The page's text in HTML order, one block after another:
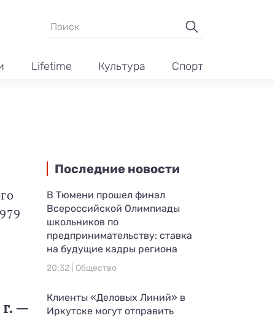
Lifetime Культура Спорт
—
Последние новости
В Тюмени прошел финал
Всероссийской Олимпиады
школьников по
предпринимательству: ставка
на будущие кадры региона
20:32 | Общество
Клиенты «Деловых Линий» в
Иркутске могут отправить